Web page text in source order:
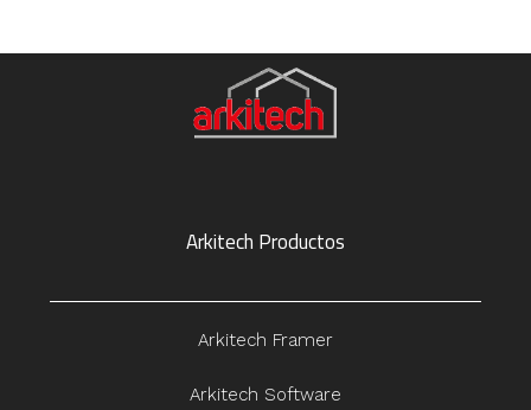
Arkitech Productos
Arkitech Framer
Arkitech Software